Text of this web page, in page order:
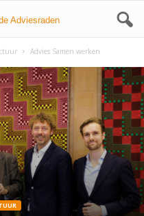
Advies Samen werken